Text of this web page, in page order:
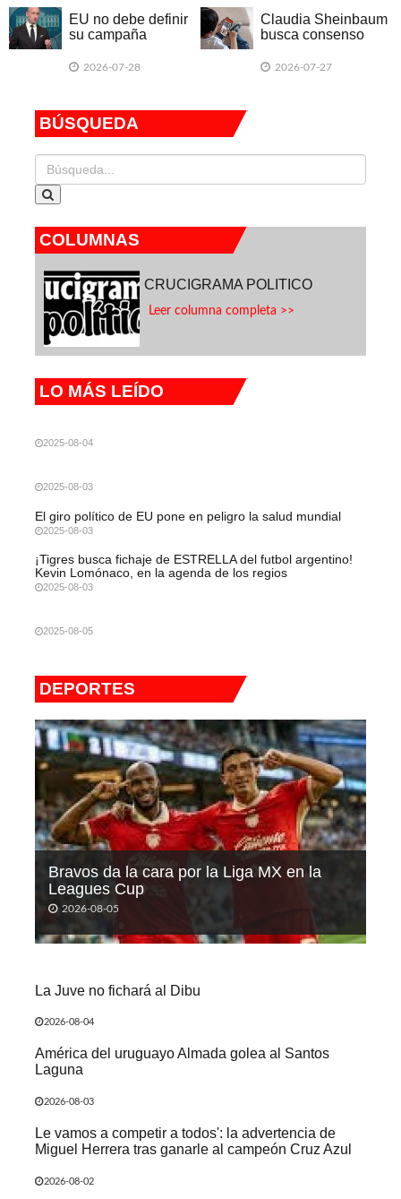
EU no debe definir
su campaña
México, dice
2026-07-28
Claudia Sheinbaum
busca consenso
de celulares y redes
2026-07-27
BÚSQUEDA
COLUMNAS
CRUCIGRAMA POLITICO
Leer columna completa >>
LO MÁS LEÍDO
2025-08-04
2025-08-03
El giro político de EU pone en peligro la salud mundial
2025-08-03
¡Tigres busca fichaje de ESTRELLA del futbol argentino!
Kevin Lomónaco, en la agenda de los regios
2025-08-03
2025-08-05
DEPORTES
Bravos da la cara por la Liga MX en la
Leagues Cup
2026-08-05
La Juve no fichará al Dibu
2026-08-04
América del uruguayo Almada golea al Santos
Laguna
2026-08-03
Le vamos a competir a todos': la advertencia de
Miguel Herrera tras ganarle al campeón Cruz Azul
2026-08-02